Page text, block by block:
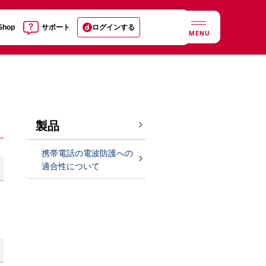
サポート ログインする
MENU
製品
携帯電話の電波防護への
適合性について